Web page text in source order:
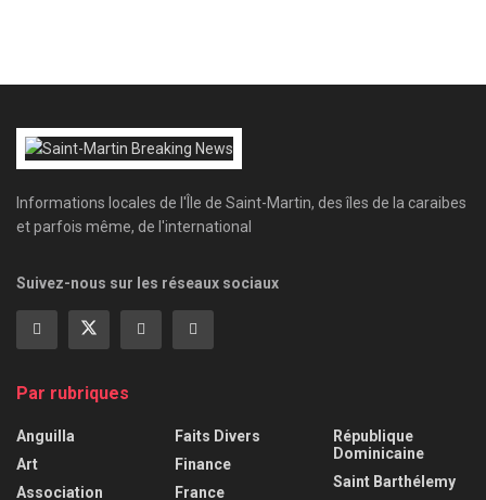
Informations locales de l'Île de Saint-Martin, des îles de la caraibes
et parfois même, de l'international
Suivez-nous sur les réseaux sociaux
Par rubriques
Anguilla
Art
Association
Faits Divers
Finance
France
République
Dominicaine
Saint Barthélemy